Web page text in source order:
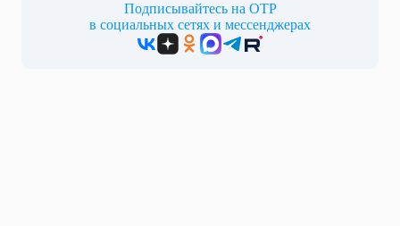
Подписывайтесь на ОТР
в социальных сетях и мессенджерах